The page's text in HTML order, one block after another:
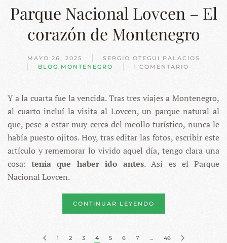
Parque Nacional Lovcen – El
corazón de Montenegro
MAYO 26, 2025
SERGIO OTEGUI PALACIOS
BLOG, MONTENEGRO 1 COMENTARIO
EN
LOVCEN
EL
CORAZÓN
MONTENEGRO
Y a la cuarta fue la vencida. Tras tres viajes a Montenegro,
al cuarto incluí la visita al Lovcen, un parque natural al
que, pese a estar muy cerca del meollo turístico, nunca le
había puesto ojitos. Hoy, tras editar las fotos, escribir este
artículo y rememorar lo vivido aquel día, tengo clara una
cosa:tenía que haber ido antes. Así es el Parque
Nacional Lovcen.
CONTINUAR LEYENDO
1 2 3 4 5 6 7 … 46